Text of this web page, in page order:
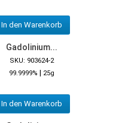
In den Warenkorb
Gadolinium...
SKU: 903624-2
99.9999% | 25g
In den Warenkorb